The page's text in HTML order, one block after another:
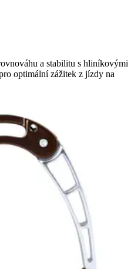
a stabilitu s hliníkovými
optimální zážitek z jízdy na